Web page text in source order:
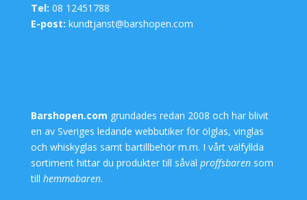
Tel: 08 12451788
E-post: kundtjanst@barshopen.com
Barshopen.com grundades redan 2008 och har blivit
en av Sveriges ledande webbutiker för ölglas, vinglas
och whiskyglas samt bartillbehörm.m. I vårt välfyllda
sortiment hittar du produkter till såväl proffsbarensom
till hemmabaren.